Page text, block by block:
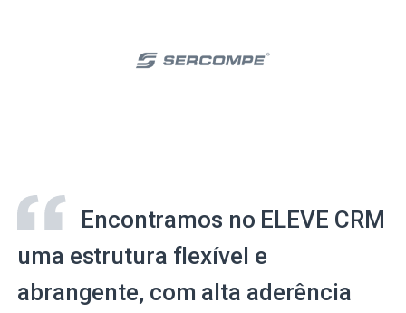
Encontramos no ELEVE CRM
uma estrutura flexível e
abrangente, com alta aderência